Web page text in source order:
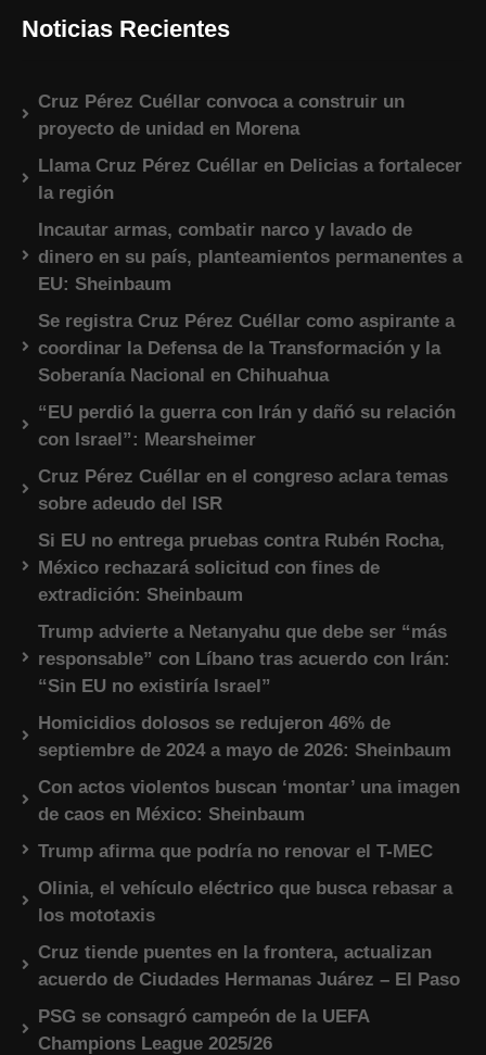
Noticias Recientes
Cruz Pérez Cuéllar convoca a construir un
proyecto de unidad en Morena
Llama Cruz Pérez Cuéllar en Delicias a fortalecer
la región
Incautar armas, combatir narco y lavado de
dinero en su país, planteamientos permanentes a
EU: Sheinbaum
Se registra Cruz Pérez Cuéllar como aspirante a
coordinar la Defensa de la Transformación y la
Soberanía Nacional en Chihuahua
“EU perdió la guerra con Irán y dañó su relación
con Israel”: Mearsheimer
Cruz Pérez Cuéllar en el congreso aclara temas
sobre adeudo del ISR
Si EU no entrega pruebas contra Rubén Rocha,
México rechazará solicitud con fines de
extradición: Sheinbaum
Trump advierte a Netanyahu que debe ser “más
responsable” con Líbano tras acuerdo con Irán:
“Sin EU no existiría Israel”
Homicidios dolosos se redujeron 46% de
septiembre de 2024 a mayo de 2026: Sheinbaum
Con actos violentos buscan ‘montar’ una imagen
de caos en México: Sheinbaum
Trump afirma que podría no renovar el T-MEC
Olinia, el vehículo eléctrico que busca rebasar a
los mototaxis
Cruz tiende puentes en la frontera, actualizan
acuerdo de Ciudades Hermanas Juárez – El Paso
PSG se consagró campeón de la UEFA
Champions League 2025/26